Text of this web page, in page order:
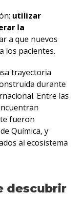
utilizar
la
a que nuevos
los pacientes.
trayectoria
durante
Entre las
fueron
Química, y
al ecosistema
descubrir